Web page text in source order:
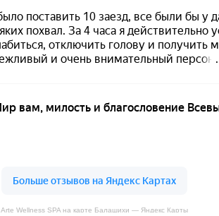
Arte Wellness SPA на карте Балашихи — Яндекс Карты